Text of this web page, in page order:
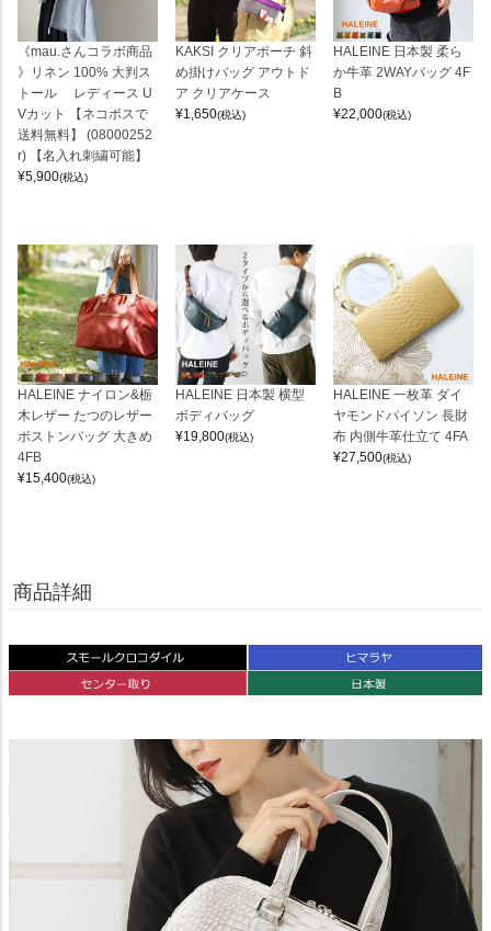
《mau.さんコラボ商品
》リネン 100% 大判ス
トール レディース U
Vカット 【ネコポスで
送料無料】 (08000252
r) 【名入れ刺繍可能】
¥5,900(税込)
KAKSI クリアポーチ 斜
め掛けバッグ アウトド
ア クリアケース
¥1,650(税込)
HALEINE 日本製 柔ら
か牛革 2WAYバッグ 4F
B
¥22,000(税込)
HALEINE ナイロン&栃
木レザー たつのレザー
ボストンバッグ 大きめ
4FB
¥15,400(税込)
HALEINE 日本製 横型
ボディバッグ
¥19,800(税込)
HALEINE 一枚革 ダイ
ヤモンドパイソン 長財
布 内側牛革仕立て 4FA
¥27,500(税込)
商品詳細